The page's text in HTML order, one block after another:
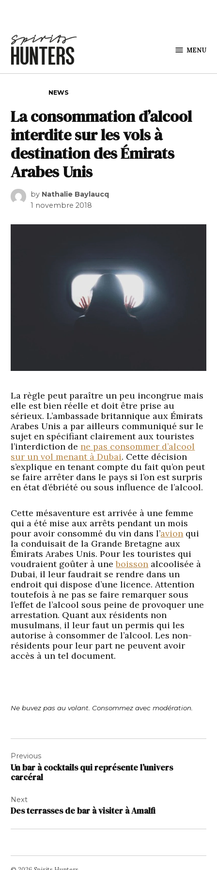
MENU
NEWS
La consommation d’alcool
interdite sur les vols à
destination des Émirats
Arabes Unis
by Nathalie Baylaucq
1 novembre 2018
La règle peut paraître un peu incongrue mais
elle est bien réelle et doit être prise au
sérieux. L’ambassade britannique aux Émirats
Arabes Unis a par ailleurs communiqué sur le
sujet en spécifiant clairement aux touristes
l’interdiction dene pas consommer d’alcool
sur un vol menant à Dubai. Cette décision
s’explique en tenant compte du fait qu’on peut
se faire arrêter dans le pays si l’on est surpris
en état d’ébriété ou sous influence de l’alcool.
Cette mésaventure est arrivée à une femme
qui a été mise aux arrêts pendant un mois
pour avoir consommé du vin dans l’avion qui
la conduisait de la Grande Bretagne aux
Émirats Arabes Unis. Pour les touristes qui
voudraient goûter à uneboisson alcoolisée à
Dubai, il leur faudrait se rendre dans un
endroit qui dispose d’une licence. Attention
toutefois à ne pas se faire remarquer sous
l’effet de l’alcool sous peine de provoquer une
arrestation. Quant aux résidents non
musulmans, il leur faut un permis qui les
autorise à consommer de l’alcool. Les non-
résidents pour leur part ne peuvent avoir
accès à un tel document.
Ne buvez pas au volant. Consommez avec modération.
de
l’article
Previous
Un bar à cocktails qui représente l’univers
carcéral
Next
Des terrasses de bar à visiter à Amalfi